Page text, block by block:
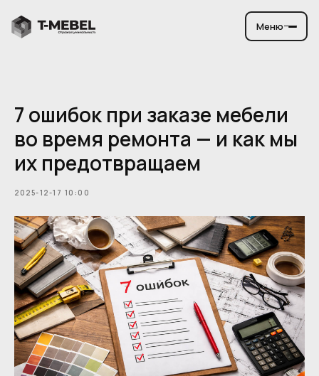
Меню
7 ошибок при заказе мебели
во время ремонта — и как мы
их предотвращаем
2025-12-17 10:00